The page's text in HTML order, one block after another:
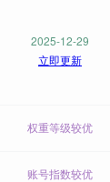
2025-12-29
立即更新
权重等级较优
账号指数较优